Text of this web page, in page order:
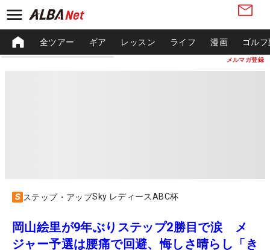
メルマガ登録
全ツアー ギア レッスン ライフ 漫画 ゴル
ステップ・アップSky レディースABC杯
岡山絵里が9年ぶりステップ2勝目で涙 メ
ジャー予選は腰痛で回避、悔しさ晴らし「き